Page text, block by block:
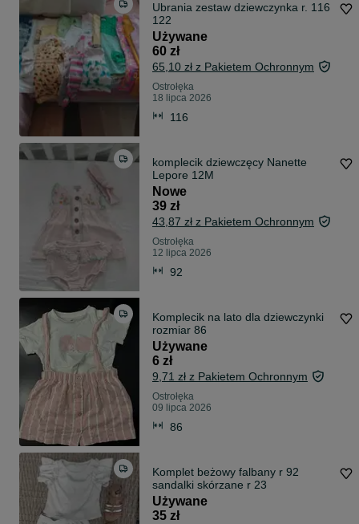
Ubrania zestaw dziewczynka r. 116
122
Używane
60 zł
65,10 zł z Pakietem Ochronnym
Ostrołęka
18 lipca 2026
116
komplecik dziewczęcy Nanette
Lepore 12M
Nowe
39 zł
43,87 zł z Pakietem Ochronnym
Ostrołęka
12 lipca 2026
92
Komplecik na lato dla dziewczynki
rozmiar 86
Używane
6 zł
9,71 zł z Pakietem Ochronnym
Ostrołęka
09 lipca 2026
86
Komplet beżowy falbany r 92
sandalki skórzane r 23
Używane
35 zł